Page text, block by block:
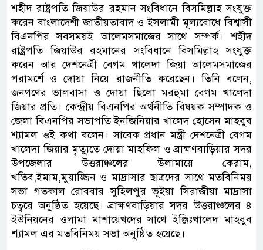
শহীদ রাষ্ট্রপতি জিয়াউর রহমান সংবিধানে বিসমিল্লাহ সংযুক্ত
করেন বাংলাদেশী জাতীয়তাবাদ ও ইসলামী মূল্যবোধে বিশ্বাসী
বিএনপির সবসময়ই আলেমসমাজের সাথে সম্পর্ক। শহীদ
রাষ্ট্রপতি জিয়াউর রহমানের সংবিধানে বিসমিল্লাহ সংযুক্ত
করেন আর দেশনেত্রী বেগম খালেদা জিয়া আলেমসমাজের
পরামর্শে ও দোয়া নিয়ে রাজনীতি করেছেন। তিনি বলেন,
জনগণের ভালবাসা ও দোয়া ছিলো মরহুমা বেগম খালেদা
জিয়ার প্রতি। কেন্দ্রীয় বিএনপির অর্থনীতি বিষয়ক সম্পাদক ও
জেলা বিএনপির সভাপতি ইনজিনিয়ার খালেদ হোসেন মাহবুব
শ্যামল ওই কথা বলেন। সাবেক প্রধান মন্ত্রী দেশনেত্রী বেগম
খালেদা জিয়ার মৃত্যুতে দোয়া মাহফিল ও ব্রাহ্মণবাড়িয়ার সদর
উপজেলার উত্তরাঞ্চলের উলামায়ে কেরাম,
খতিব,ইমাম,মুয়াজ্জিন ও মাদ্রাসার ছাত্রদের সাথে মতবিনিময়
সভা গতকাল রোববার সুহিলপুর ভূইয়া সিরাজীয়া মাদ্রাসা
চত্বরে অনুষ্ঠিত হয়েছে। ব্রাহ্মণবাড়িয়ার সদর উত্তরাঞ্চলের ৪
ইউনিয়নের ওলামা মাশায়েখদের সাথে ইঞ্জিঃখালেদ মাহবুব
শ্যামল এর মতবিনিময় সভা অনুষ্ঠিত হয়েছে।